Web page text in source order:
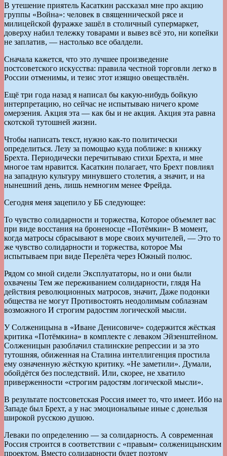
В утешение приятель Касаткин рассказал мне про акцию
группы «Война»: человек в священнической рясе и
милицейской фуражке зашёл в столичный супермаркет,
доверху набил тележку товарами и вывез всё это, ни копейки
не заплатив, — настолько все обалдели.
Сначала кажется, что это лучшее произведение
постсоветского искусства: правила честной торговли легко в
России отменимы, и тезис этот изящно овеществлён.
Ещё три года назад я написал бы какую-нибудь бойкую
интерпретацию, но сейчас не испытываю ничего кроме
омерзения. Акция эта — как бы и не акция. Акция эта равна
скотской тутошней жизни.
Чтобы написать текст, нужно как-то политически
определиться. Лезу за помощью куда поближе: в книжку
Брехта. Периодически перечитываю стихи Брехта, и мне
многое там нравится. Касаткин полагает, что Брехт повлиял
на западную культуру минувшего столетия, а значит, и на
нынешний день, лишь немногим менее Фрейда.
Сегодня меня зацепило у ББ следующее:
То чувство солидарности и торжества, Которое объемлет вас
при виде восстания на броненосце «Потёмкин» В момент,
когда матросы сбрасывают в море своих мучителей, — Это то
же чувство солидарности и торжества, которое Мы
испытываем при виде Перелёта через Южный полюс.
Рядом со мной сидели Эксплуататоры, но и они были
охвачены Тем же переживанием солидарности, глядя На
действия революционных матросов, значит, Даже подонки
общества не могут Противостоять неодолимым соблазнам
возможного И строгим радостям логической мысли.
У Солженицына в «Иване Денисовиче» содержится жёсткая
критика «Потёмкина» в комплекте с леваком Эйзенштейном.
Солженицын разоблачил сталинские репрессии и за это
тутошняя, обиженная на Сталина интеллигенция простила
ему означенную жёсткую критику. «Не заметили». Думали,
обойдётся без последствий. Или, скорее, не хватило
приверженности «строгим радостям логической мысли».
В результате постсоветская Россия имеет то, что имеет. Ибо на
Западе был Брехт, а у нас эмоциональные иные с донельзя
широкой русскою душою.
Леваки по определению — за солидарность. А современная
Россия строится в соответствии с «правым» солженицынским
проектом. Вместо солидарности будет поэтому